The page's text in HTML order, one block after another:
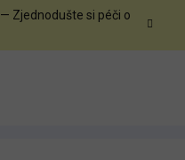
— Zjednodušte si péči o